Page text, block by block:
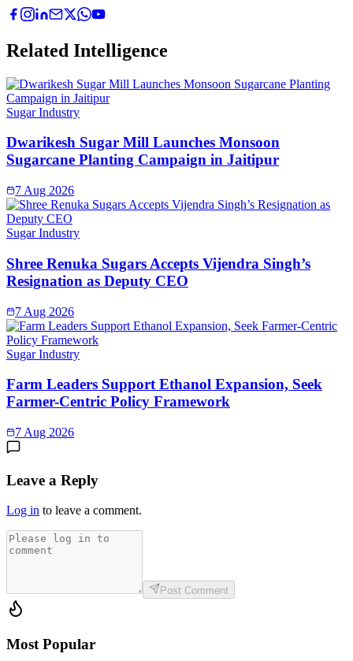
Related Intelligence
Sugar Industry
Dwarikesh Sugar Mill Launches Monsoon
Sugarcane Planting Campaign in Jaitipur
7 Aug 2026
Sugar Industry
Shree Renuka Sugars Accepts Vijendra Singh’s
Resignation as Deputy CEO
7 Aug 2026
Sugar Industry
Farm Leaders Support Ethanol Expansion, Seek
Farmer-Centric Policy Framework
7 Aug 2026
Leave a Reply
Log in to leave a comment.
Post Comment
Most Popular